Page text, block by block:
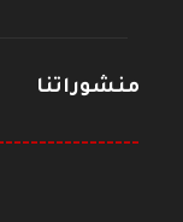
منشوراتنا